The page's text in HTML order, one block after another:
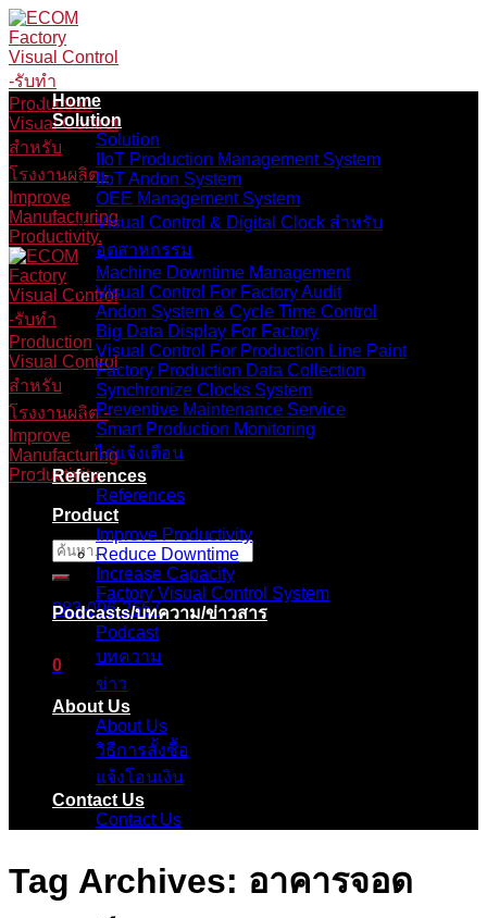
Skip
to
content
ค้นหา:
083-096-2657
0
ตะกร้าสินค้า
ไม่มีสินค้าในตะกร้า
Home
Solution
Solution
IIoT Production Management System
IIoT Andon System
OEE Management System
Visual Control & Digital Clock สำหรับ
อุตสาหกรรม
Machine Downtime Management
Visual Control For Factory Audit
Andon System & Cycle Time Control
Big Data Display For Factory
Visual Control For Production Line Paint
Factory Production Data Collection
Synchronize Clocks System
Preventive Maintenance Service
Smart Production Monitoring
ไก่แจ้งเตือน
References
References
Product
Improve Productivity
Reduce Downtime
Increase Capacity
Factory Visual Control System
Podcasts/บทความ/ข่าวสาร
Podcast
บทความ
ข่าว
About Us
About Us
วิธีการสั้งซื้อ
แจ้งโอนเงิน
Contact Us
Contact Us
Tag Archives: อาคารจอด